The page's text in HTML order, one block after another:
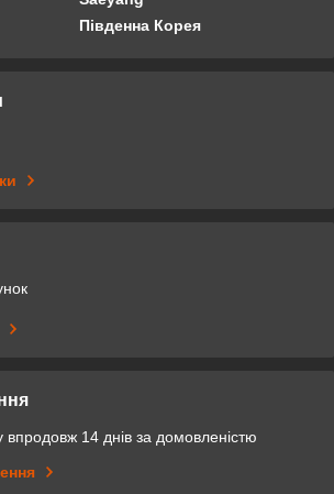
Південна Корея
14 днів за домовленістю